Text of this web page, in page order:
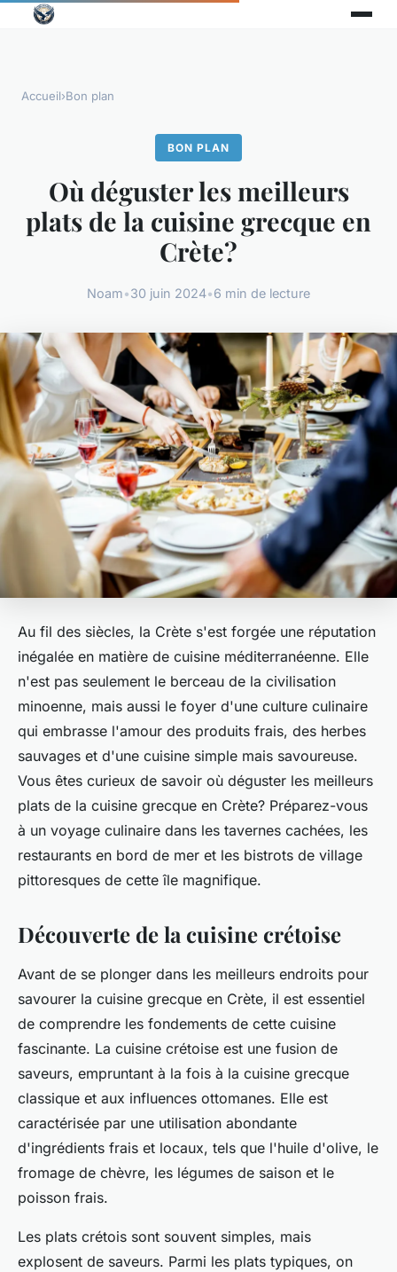
Accueil›Bon plan
BON PLAN
Où déguster les meilleurs
plats de la cuisine grecque en
Crète?
Noam•30 juin 2024•6 min de lecture
Au fil des siècles, la Crète s'est forgée une réputation
inégalée en matière de cuisine méditerranéenne. Elle
n'est pas seulement le berceau de la civilisation
minoenne, mais aussi le foyer d'une culture culinaire
qui embrasse l'amour des produits frais, des herbes
sauvages et d'une cuisine simple mais savoureuse.
Vous êtes curieux de savoir où déguster les meilleurs
plats de la cuisine grecque en Crète? Préparez-vous
à un voyage culinaire dans les tavernes cachées, les
restaurants en bord de mer et les bistrots de village
pittoresques de cette île magnifique.
Découverte de la cuisine crétoise
Avant de se plonger dans les meilleurs endroits pour
savourer la cuisine grecque en Crète, il est essentiel
de comprendre les fondements de cette cuisine
fascinante. La cuisine crétoise est une fusion de
saveurs, empruntant à la fois à la cuisine grecque
classique et aux influences ottomanes. Elle est
caractérisée par une utilisation abondante
d'ingrédients frais et locaux, tels que l'huile d'olive, le
fromage de chèvre, les légumes de saison et le
poisson frais.
Les plats crétois sont souvent simples, mais
explosent de saveurs. Parmi les plats typiques, on